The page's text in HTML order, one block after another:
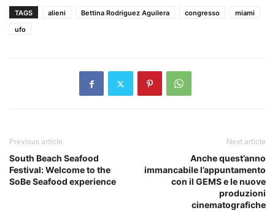
TAGS alieni Bettina Rodriguez Aguilera congresso
miami
ufo
Previous article
South Beach Seafood
Festival: Welcome to the
SoBe Seafood experience
Next article
Anche quest’anno
immancabile l’appuntamento
con il GEMS e le nuove
produzioni
cinematografiche